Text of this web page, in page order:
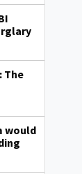
The
would